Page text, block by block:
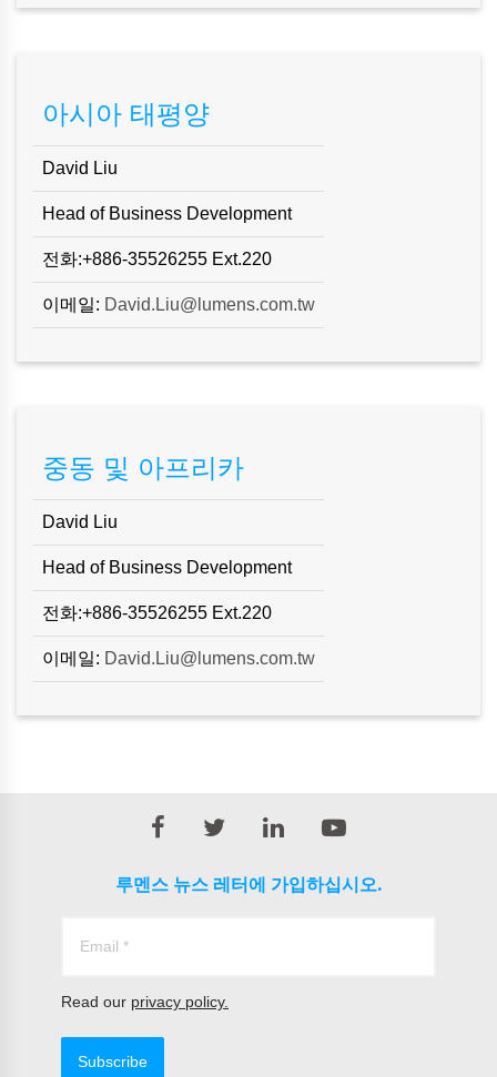
아시아 태평양
David Liu
Head of Business Development
전화:+886-35526255 Ext.220
이메일: David.Liu@lumens.com.tw
중동 및 아프리카
David Liu
Head of Business Development
전화:+886-35526255 Ext.220
이메일: David.Liu@lumens.com.tw
루멘스 뉴스 레터에 가입하십시오.
Read our privacy policy.
Subscribe